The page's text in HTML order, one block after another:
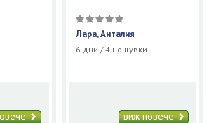
Лара, Анталия
6 дни / 4 нощувки
виж повече